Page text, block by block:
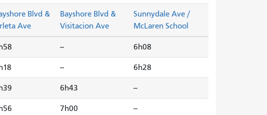
Blvd &
Ave
Bayshore Blvd &
Visitacion Ave
Sunnydale Ave /
McLaren School
-- 6h08
-- 6h28
6h43 --
7h00 --